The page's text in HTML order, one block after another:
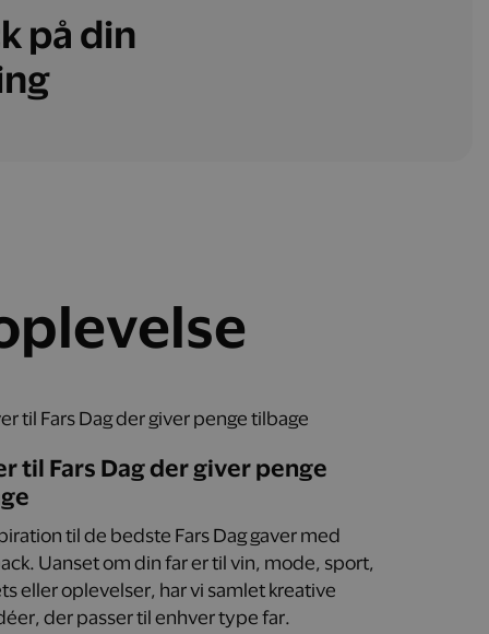
på din
til Fars Dag der giver penge
til de bedste Fars Dag gaver med
Uanset om din far er til vin, mode, sport,
eller oplevelser, har vi samlet kreative
der passer til enhver type far.